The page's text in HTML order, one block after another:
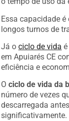
Essa capacidade
longos turnos de
Já ociclo de vida
em Apuiarés CE
eficiência e
Ociclo de vida da
número de vezes
descarregada
significativamente.